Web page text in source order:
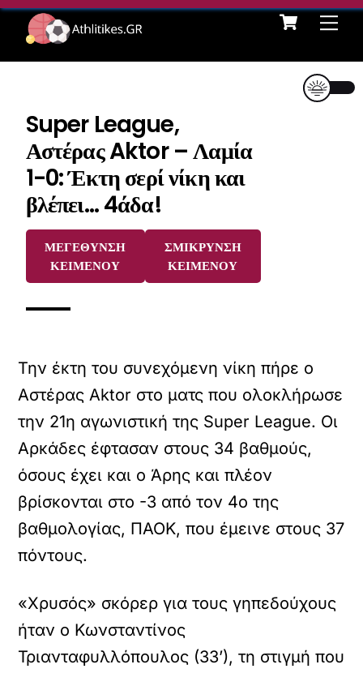
Skip
content
Cart
Super League,
Αστέρας Aktor – Λαμία
1-0: Έκτη σερί νίκη και
βλέπει… 4άδα!
ΜΕΓΕΘΥΝΣΗ
ΚΕΙΜΕΝΟΥ
ΣΜΙΚΡΥΝΣΗ
ΚΕΙΜΕΝΟΥ
Την έκτη του συνεχόμενη νίκη πήρε ο
Αστέρας Aktor στο ματς που ολοκλήρωσε
την 21η αγωνιστική της Super League. Οι
Αρκάδες έφτασαν στους 34 βαθμούς,
όσους έχει και ο Άρης και πλέον
βρίσκονται στο -3 από τον 4ο της
βαθμολογίας, ΠΑΟΚ, που έμεινε στους 37
πόντους.
«Χρυσός» σκόρερ για τους γηπεδούχους
ήταν ο Κωνσταντίνος
Τριανταφυλλόπουλος (33’), τη στιγμή που